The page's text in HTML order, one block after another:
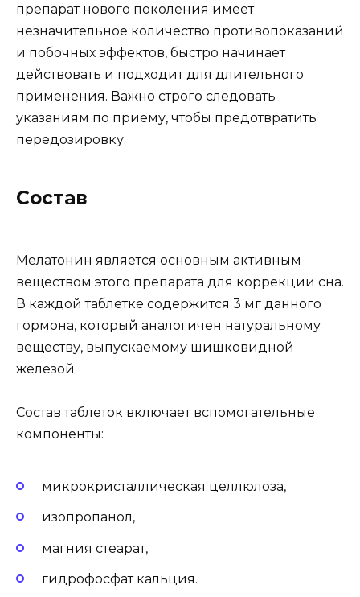
препарат нового поколения имеет
незначительное количество противопоказаний
и побочных эффектов, быстро начинает
действовать и подходит для длительного
применения. Важно строго следовать
указаниям по приему, чтобы предотвратить
передозировку.
Состав
Мелатонин является основным активным
веществом этого препарата для коррекции сна.
В каждой таблетке содержится 3 мг данного
гормона, который аналогичен натуральному
веществу, выпускаемому шишковидной
железой.
Состав таблеток включает вспомогательные
компоненты:
микрокристаллическая целлюлоза,
изопропанол,
магния стеарат,
гидрофосфат кальция.